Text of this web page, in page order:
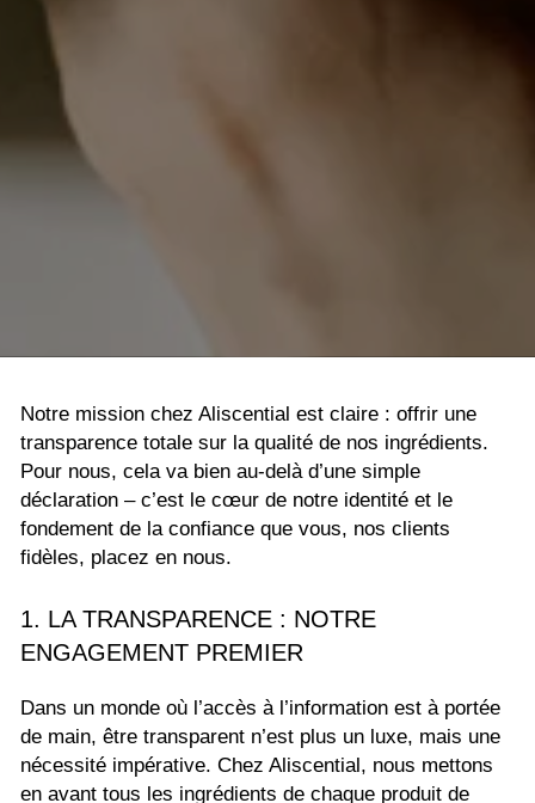
Notre mission chez Aliscential est claire : offrir une
transparence totale sur la qualité de nos ingrédients.
Pour nous, cela va bien au-delà d’une simple
déclaration – c’est le cœur de notre identité et le
fondement de la confiance que vous, nos clients
fidèles, placez en nous.
1. LA TRANSPARENCE : NOTRE
ENGAGEMENT PREMIER
Dans un monde où l’accès à l’information est à portée
de main, être transparent n’est plus un luxe, mais une
nécessité impérative. Chez Aliscential, nous mettons
en avant tous les ingrédients de chaque produit de